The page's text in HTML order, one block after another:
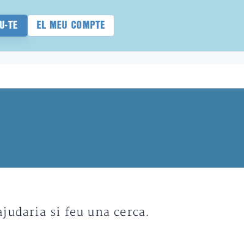
TE EL MEU COMPTE
si feu una cerca.